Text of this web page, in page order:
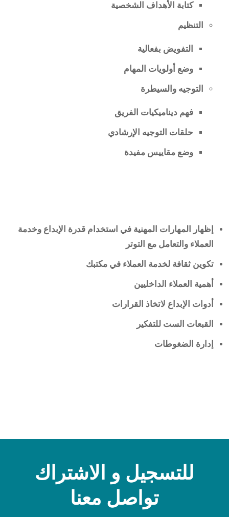
كتابة الأهداف الشخصية
التنظيم
التفويض بفعالية
وضع أولويات المهام
التوجيه والسيطرة
فهم ديناميكيات الفريق
حلقات التوجيه الإرشادي
وضع مقاييس مفيدة
إظهار المهارات المهنية في استخدام قدرة الإبداع وخدمة
العملاء والتعامل مع التوتر
تكوين ثقافة لخدمة العملاء في مكتبك
أهمية العملاء الداخليين
أدوات الإبداع لاتخاذ القرارات
القبعات الست للتفكير
إدارة الضغوطات
للتسجيل و الاشتراك
تواصل معنا